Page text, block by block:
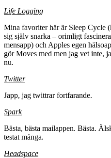
Life Logging
Mina favoriter här är Sleep Cycle
sig själv snarka – orimligt
mensapp) och Apples egen
gör Moves med men jag vet inte,
nu.
Twitter
Japp, jag twittrar fortfarande.
Spark
Bästa, bästa mailappen. Bästa.
testat många.
Headspace